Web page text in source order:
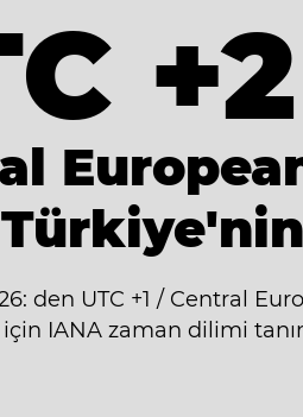
+2
den UTC +1 / Central
IANA zaman dilimi